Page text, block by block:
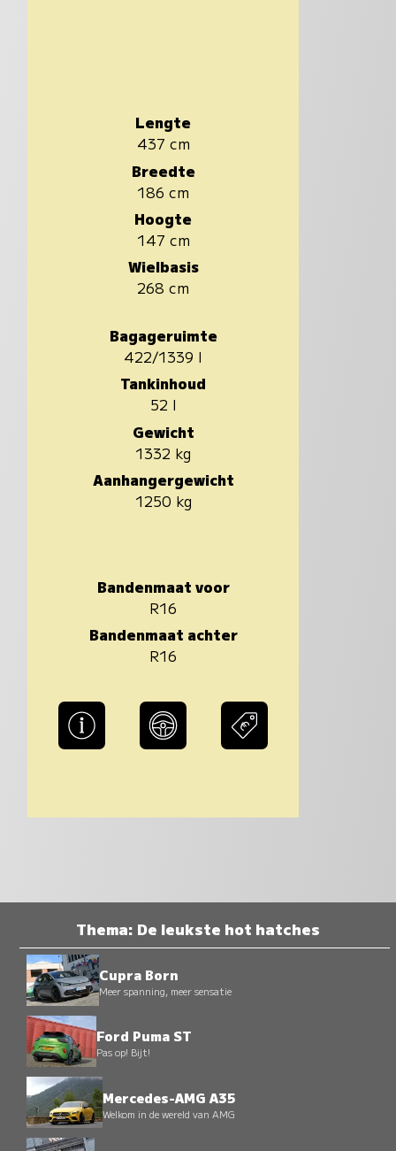
Lengte
437 cm
Breedte
186 cm
Hoogte
147 cm
Wielbasis
268 cm
Bagageruimte
422/1339 l
Tankinhoud
52 l
Gewicht
1332 kg
Aanhangergewicht
1250 kg
Bandenmaat voor
R16
Bandenmaat achter
R16
Thema: De leukste hot hatches
Cupra Born
Meer spanning, meer sensatie
Ford Puma ST
Pas op! Bijt!
Mercedes-AMG A35
Welkom in de wereld van AMG